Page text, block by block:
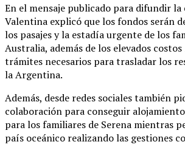
En el mensaje publicado para difundir la
Valentina explicó que los fondos serán
los pasajes y la estadía urgente de los
Australia, además de los elevados
trámites necesarios para trasladar los
la Argentina.
Además, desde redes sociales también
colaboración para conseguir
para los familiares de Serena mientras
país oceánico realizando las gestiones